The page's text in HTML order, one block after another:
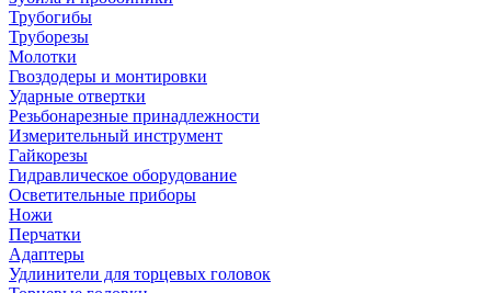
Трубогибы
Труборезы
Молотки
Гвоздодеры и монтировки
Ударные отвертки
Резьбонарезные принадлежности
Измерительный инструмент
Гайкорезы
Гидравлическое оборудование
Осветительные приборы
Ножи
Перчатки
Адаптеры
Удлинители для торцевых головок